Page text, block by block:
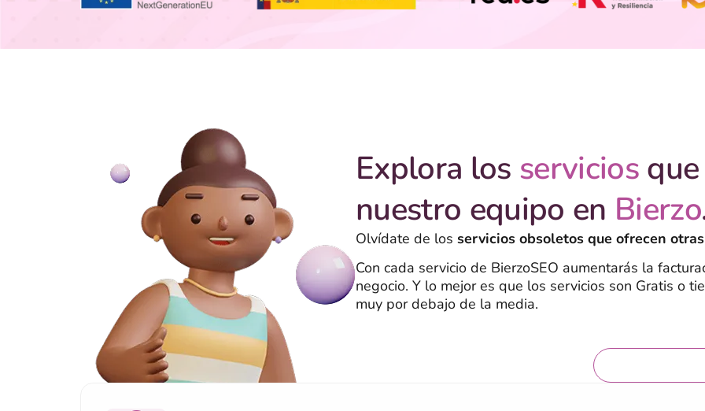
Explora los servicios
nuestro equipo en Bierzo
Olvídate de los servicios obsoletos que ofrecen
Con cada servicio de BierzoSEO aumentarás la
negocio. Y lo mejor es que los servicios son Gratis o
muy por debajo de la media.